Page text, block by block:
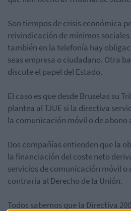
Son tiempos de crisis económica
reivindicación de mínimos sociales
también en la telefonía hay
seas empresa o ciudadano. Otra
discute el papel del Estado.
El caso es que desde Bruselas su
plantea al TJUE si la directiva
la comunicación móvil o de abono
Dos compañías entienden que la
la financiación del coste neto
servicios de comunicación móvil o
contraria al Derecho de la Unión.
Todos sabemos que la Directiva